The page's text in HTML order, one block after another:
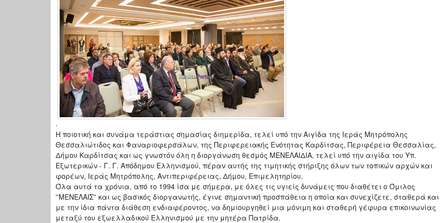
.
Η ποιοτική και συνάμα τεράστιας σημασίας διημερίδα, τελεί υπό την Αιγίδα της Ιεράς Μητρόπολης
Θεσσαλιώτιδος και Φαναριοφερσάλων, της Περιφερειακής Ενότητας Καρδίτσας, Περιφέρεια Θεσσαλίας,
Δήμου Καρδίτσας και ως γνωστόν όλη η διοργάνωση θεσμός ΜΕΝΕΛΑΙΔΙΑ, τελεί υπό την αιγίδα του Υπ.
Εξωτερικών - Γ. Γ. Απόδημου Ελληνισμού, πέραν αυτής της τιμητικής στήριξης όλων των τοπικών αρχών και
φορέων, Ιεράς Μητρόπολης, Αντιπεριφέρειας, Δήμου, Επιμελητηρίου.
Όλα αυτά τα χρόνια, από το 1994 ίσα με σήμερα, με όλες τις υγιείς δυνάμεις που διαθέτει ο Όμιλος
''ΜΕΝΕΛΑΙΣ'' και ως βασικός διοργανωτής, έγινε σημαντική προσπάθεια η οποία και συνεχίζετε, σταθερά και
με την ίδια πάντα διάθεση ενδιαφέροντος, να δημιουργηθεί μια μόνιμη και σταθερή γέφυρα επικοινωνίας
μεταξύ του εξωελλαδικού Ελληνισμού με την μητέρα Πατρίδα.